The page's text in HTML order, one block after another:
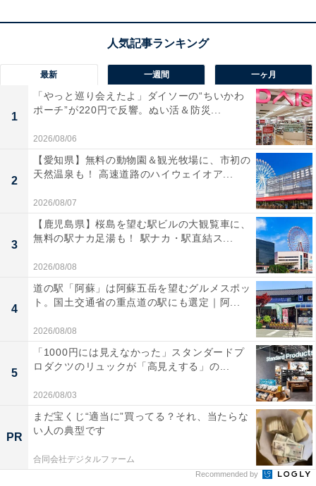
お気に入りの音楽や映画にいつでも完全に没頭でき、毎
日の移動やデスクワークの時間が贅沢なプライベート空
間へと生まれ変わります！
Boseのワイヤレスヘッドホン「QuietComfort Ultra
Headphones」の口コミは？
Boseのワイヤレスヘッドホン「QuietComfort Ultra
Headphones」には以下のような口コミが寄せられてい
ます。
ノイズキャンセリングが本当に強力で周囲の雑音が
消え音楽に没頭できます
空間オーディオの臨場感が素晴らしくライブ会場に
いるような感覚になります
長時間の使用でも耳が痛くならずふんわりとした極
最新 一週間 一ヶ月
1
「やっと巡り会えたよ」ダイソーの“ちいかわ
ポーチ”が220円で反響。ぬい活＆防災...
2026/08/06
2
【愛知県】無料の動物園＆観光牧場に、市初の
天然温泉も！ 高速道路のハイウェイオア...
2026/08/07
3
【鹿児島県】桜島を望む駅ビルの大観覧車に、
無料の駅ナカ足湯も！ 駅ナカ・駅直結ス...
2026/08/08
4
道の駅「阿蘇」は阿蘇五岳を望むグルメスポッ
ト。国土交通省の重点道の駅にも選定｜阿...
2026/08/08
5
「1000円には見えなかった」スタンダードプ
ロダクツのリュックが「高見えする」の...
2026/08/03
PR
まだ宝くじ“適当に”買ってる？それ、当たらな
い人の典型です
合同会社デジタルファーム
Recommended by